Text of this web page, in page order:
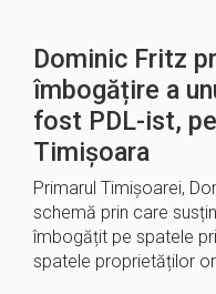
Dominic Fritz
îmbogățire a
fost PDL-ist,
Timișoara
Primarul Timișoarei,
schemă prin care
îmbogățit pe spatele
spatele proprietăților